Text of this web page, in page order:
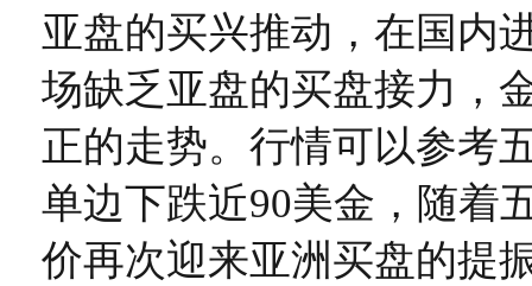
亚盘的买兴推动，在国内
场缺乏亚盘的买盘接力，
正的走势。行情可以参考
单边下跌近90美金，随着
价再次迎来亚洲买盘的提